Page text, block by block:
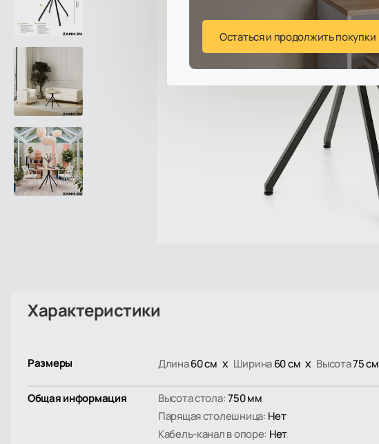
Характеристики
Размеры Длина60 см х Ширина60 см х Высота75 см
Общая информация Высота стола:750 мм
Парящая столешница: Нет
Кабель-канал в опоре: Нет
Остаться и продолжить покупки